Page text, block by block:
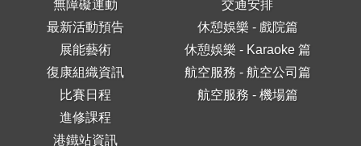
無障礙運動
最新活動預告
展能藝術
復康組織資訊
比賽日程
進修課程
港鐵站資訊
交通安排
休憩娛樂 - 戲院篇
休憩娛樂 - Karaoke 篇
航空服務 - 航空公司篇
航空服務 - 機場篇